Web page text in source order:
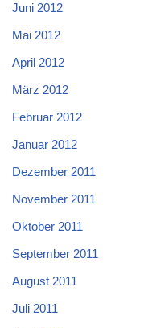
Juni 2012
Mai 2012
April 2012
März 2012
Februar 2012
Januar 2012
Dezember 2011
November 2011
Oktober 2011
September 2011
August 2011
Juli 2011